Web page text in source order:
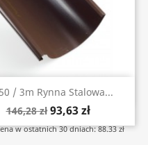
/ 3m Rynna Stalowa...
146,28 zł 93,63 zł
w ostatnich 30 dniach: 88.33 zł
Szybki podgląd